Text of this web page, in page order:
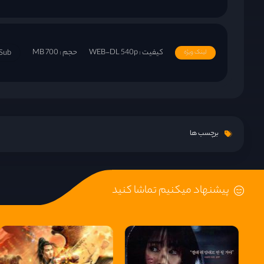
لینک ویژه کیفیت : WEB-DL 540p حجم : 700 MB
برچسب ها
پیشنهاد میکنیم تماشا کنید